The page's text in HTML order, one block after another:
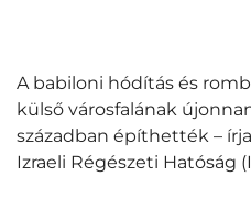
A babiloni hódítás és
külső városfalának
században építhették – írja
Izraeli Régészeti Hatóság